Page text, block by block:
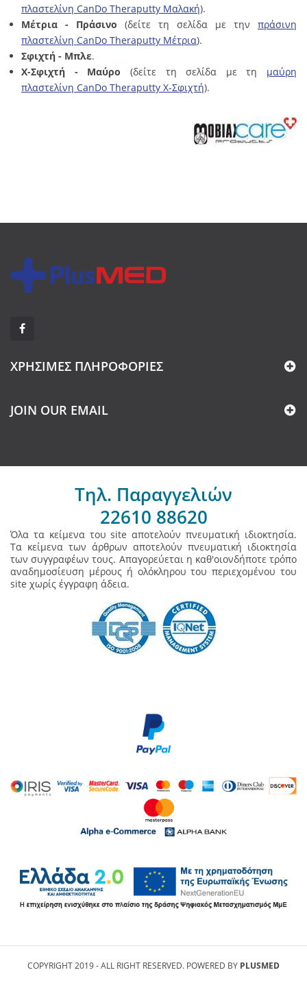
πλαστελίνη CanDo Theraputty Μαλακή).
Μέτρια - Πράσινο (δείτε τη σελίδα με την πράσινη
πλαστελίνη CanDo Theraputty Μέτρια).
Σφιχτή - Μπλε.
X-Σφιχτή - Μαύρο (δείτε τη σελίδα με τη μαύρη
πλαστελίνη CanDo Theraputty X-Σφιχτή).
ΧΡΉΣΙΜΕΣ ΠΛΗΡΟΦΟΡΊΕΣ
JOIN OUR EMAIL
Τηλ. Παραγγελιών
22610 88620
Όλα τα κείμενα του site αποτελούν πνευματική ιδιοκτησία.
Τα κείμενα των άρθρων αποτελούν πνευματική ιδιοκτησία
των συγγραφέων τους. Απαγορεύεται η καθ'οιονδήποτε τρόπο
αναδημοσίευση μέρους ή ολόκληρου του περιεχομένου του
site χωρίς έγγραφη άδεια.
COPYRIGHT 2019 - ALL RIGHT RESERVED. POWERED BY PLUSMED